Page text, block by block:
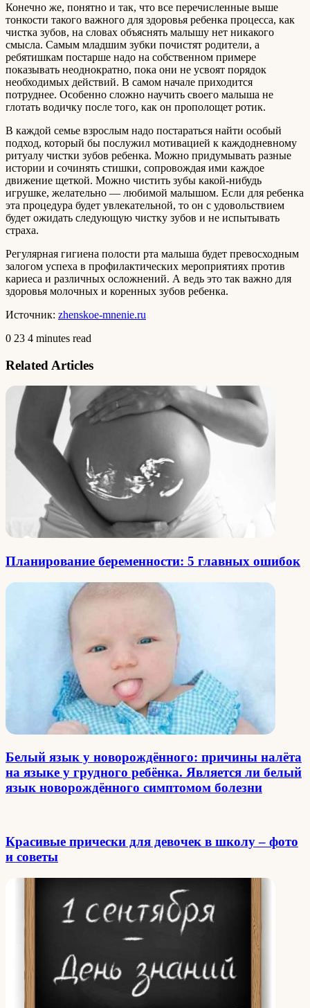
Конечно же, понятно и так, что все перечисленные выше
тонкости такого важного для здоровья ребенка процесса, как
чистка зубов, на словах объяснять малышу нет никакого
смысла. Самым младшим зубки почистят родители, а
ребятишкам постарше надо на собственном примере
показывать неоднократно, пока они не усвоят порядок
необходимых действий. В самом начале приходится
потруднее. Особенно сложно научить своего малыша не
глотать водичку после того, как он прополощет ротик.
В каждой семье взрослым надо постараться найти особый
подход, который бы послужил мотивацией к каждодневному
ритуалу чистки зубов ребенка. Можно придумывать разные
истории и сочинять стишки, сопровождая ими каждое
движение щеткой. Можно чистить зубы какой-нибудь
игрушке, желательно — любимой малышом. Если для ребенка
эта процедура будет увлекательной, то он с удовольствием
будет ожидать следующую чистку зубов и не испытывать
страха.
Регулярная гигиена полости рта малыша будет превосходным
залогом успеха в профилактических мероприятиях против
кариеса и различных осложнений. А ведь это так важно для
здоровья молочных и коренных зубов ребенка.
Источник: zhenskoe-mnenie.ru
0 23 4 minutes read
Related Articles
Планирование беременности: 5 главных ошибок
Белый язык у новорождённого: причины налёта
на языке у грудного ребёнка. Является ли белый
язык новорождённого симптомом болезни
Красивые прически для девочек в школу – фото
и советы